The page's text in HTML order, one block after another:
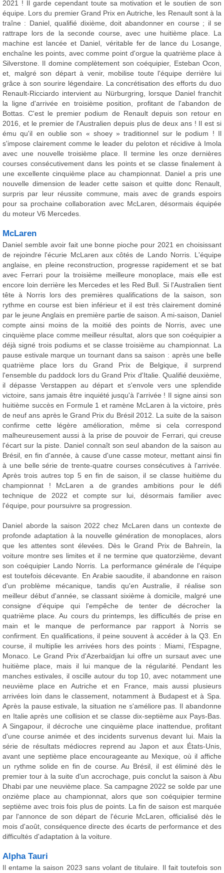
2021 ! Il garde cependant toute sa motivation et le soutien de son
équipe. Lors du premier Grand Prix en Autriche, les Renault sont à la
traîne : Daniel, qualifié dixième, doit abandonner en course ; il se
rattrape lors de la seconde course, avec une huitième place. La
machine est lancée et Daniel, véritable fer de lance du Losange,
enchaîne les points, avec comme point d'orgue la quatrième place à
Silverstone. Il domine complètement son coéquipier, Esteban Ocon,
et, malgré son départ à venir, mobilise toute l'équipe derrière lui
grâce à son sourire légendaire. La concrétisation des efforts du duo
Renault-Ricciardo intervient au Nürburgring, lorsque Daniel franchit
la ligne d'arrivée en troisième position, profitant de l'abandon de
Bottas. C'est le premier podium de Renault depuis son retour en
2016, et le premier de l'Australien depuis plus de deux ans ! Il est si
ému qu'il en oublie son « shoey » traditionnel sur le podium ! Il
s'impose clairement comme le leader du peloton et récidive à Imola
avec une nouvelle troisième place. Il termine les onze dernières
courses consécutivement dans les points et se classe finalement à
une excellente cinquième place au championnat. Daniel a pris une
nouvelle dimension de leader cette saison et quitte donc Renault,
surpris par leur réussite commune, mais avec de grands espoirs
pour sa prochaine collaboration avec McLaren, désormais équipée
du moteur V6 Mercedes.
McLaren
Daniel semble avoir fait une bonne pioche pour 2021 en choisissant
de rejoindre l'écurie McLaren aux côtés de Lando Norris. L'équipe
anglaise, en pleine reconstruction, progresse rapidement et se bat
avec Ferrari pour la troisième meilleure monoplace, mais elle est
encore loin derrière les Mercedes et les Red Bull. Si l'Australien tient
tête à Norris lors des premières qualifications de la saison, son
rythme en course est bien inférieur et il est très clairement dominé
par le jeune Anglais en première partie de saison. A mi-saison, Daniel
compte ainsi moins de la moitié des points de Norris, avec une
cinquième place comme meilleur résultat, alors que son coéquipier a
déjà signé trois podiums et se classe troisième au championnat. La
pause estivale marque un tournant dans sa saison : après une belle
quatrième place lors du Grand Prix de Belgique, il surprend
l'ensemble du paddock lors du Grand Prix d'Italie. Qualifié deuxième,
il dépasse Verstappen au départ et s'envole vers une splendide
victoire, sans jamais être inquiété jusqu'à l'arrivée ! Il signe ainsi son
huitième succès en Formule 1 et ramène McLaren à la victoire, près
de neuf ans après le Grand Prix du Brésil 2012. La suite de la saison
confirme cette légère amélioration, même si cela correspond
malheureusement aussi à la prise de pouvoir de Ferrari, qui creuse
l'écart sur la piste. Daniel connaît son seul abandon de la saison au
Brésil, en fin d'année, à cause d'une casse moteur, mettant ainsi fin
à une belle série de trente-quatre courses consécutives à l'arrivée.
Après trois autres top 5 en fin de saison, il se classe huitième du
championnat ! McLaren a de grandes ambitions pour le défi
technique de 2022 et compte sur lui, désormais familier avec
l'équipe, pour poursuivre sa progression.
Daniel aborde la saison 2022 chez McLaren dans un contexte de
profonde adaptation à la nouvelle génération de monoplaces, alors
que les attentes sont élevées. Dès le Grand Prix de Bahreïn, la
voiture montre ses limites et il ne termine que quatorzième, devant
son coéquipier Lando Norris. La performance générale de l'équipe
est toutefois décevante. En Arabie saoudite, il abandonne en raison
d'un problème mécanique, tandis qu'en Australie, il réalise son
meilleur début d'année, se classant sixième à domicile, malgré une
consigne d'équipe qui l'empêche de tenter de décrocher la
quatrième place. Au cours du printemps, les difficultés de prise en
main et le manque de performance par rapport à Norris se
confirment. En qualifications, il peine souvent à accéder à la Q3. En
course, il multiplie les arrivées hors des points : Miami, l'Espagne,
Monaco. Le Grand Prix d'Azerbaïdjan lui offre un sursaut avec une
huitième place, mais il lui manque de la régularité. Pendant les
manches estivales, il oscille autour du top 10, avec notamment une
neuvième place en Autriche et en France, mais aussi plusieurs
arrivées loin dans le classement, notamment à Budapest et à Spa.
Après la pause estivale, la situation ne s'améliore pas. Il abandonne
en Italie après une collision et se classe dix-septième aux Pays-Bas.
A Singapour, il décroche une cinquième place inattendue, profitant
d'une course animée et des incidents survenus devant lui. Mais la
série de résultats médiocres reprend au Japon et aux États-Unis,
avant une septième place encourageante au Mexique, où il affiche
un rythme solide en fin de course. Au Brésil, il est éliminé dès le
premier tour à la suite d'un accrochage, puis conclut la saison à Abu
Dhabi par une neuvième place. Sa campagne 2022 se solde par une
onzième place au championnat, alors que son coéquipier termine
septième avec trois fois plus de points. La fin de saison est marquée
par l'annonce de son départ de l'écurie McLaren, officialisé dès le
mois d'août, conséquence directe des écarts de performance et des
difficultés d'adaptation à la voiture.
Alpha Tauri
Il entame la saison 2023 sans volant de titulaire. Il fait toutefois son